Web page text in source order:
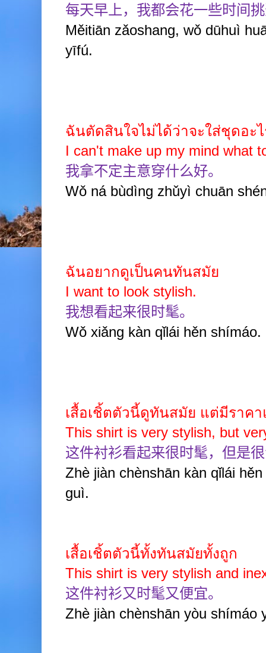
每天早上，我都会花一些时间
Měitiān zǎoshang, wǒ dūhuì
yīfú.
ฉันตัดสินใจไม่ได้ว่าจะใส่ชุดอะ
I can't make up my mind what
我拿不定主意穿什么好。
Wǒ ná bùdìng zhǔyì chuān
ฉันอยากดูเป็นคนทันสมัย
I want to look stylish.
我想看起来很时髦。
Wǒ xiǎng kàn qǐlái hěn shímáo.
เสื้อเชิ้ตตัวนี้ดูทันสมัย แต่มีราคา
This shirt is very stylish, but
这件衬衫看起来很时髦，但是
Zhè jiàn chènshān kàn qǐlái
guì.
เสื้อเชิ้ตตัวนี้ทั้งทันสมัยทั้งถูก
This shirt is very stylish and
这件衬衫又时髦又便宜。
Zhè jiàn chènshān yòu shímáo